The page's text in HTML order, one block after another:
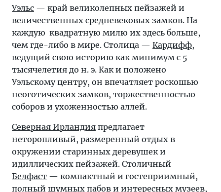
Уэльс — край великолепных пейзажей и
величественных средневековых замков. На
каждую квадратную милю их здесь больше,
чем где-либо в мире. Столица — Кардифф,
ведущий свою историю как минимум с 5
тысячелетия до н. э. Как и положено
Уэльскому центру, он впечатляет роскошью
неоготических замков, торжественностью
соборов и ухоженностью аллей.
Северная Ирландия предлагает
неторопливый, размеренный отдых в
окружении старинных деревушек и
идиллических пейзажей. Столичный
Белфаст — компактный и гостеприимный,
полный шумных пабов и интересных музеев,